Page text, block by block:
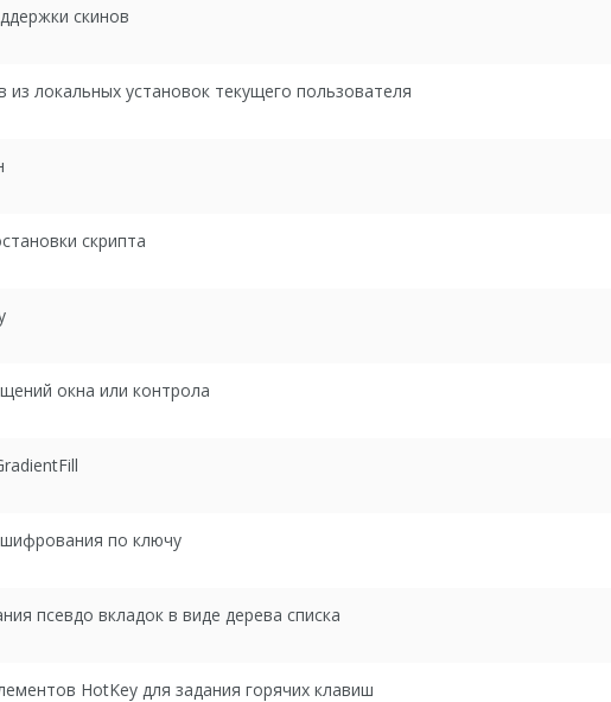
скинов
из локальных установок текущего пользователя
скрипта
окна или контрола
шифрования по ключу
псевдо вкладок в виде дерева списка
HotKey для задания горячих клавиш